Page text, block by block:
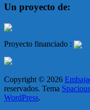
Un proyecto de:
Proyecto financiado :
Copyright © 2026
reservados. Tema Spacious
WordPress.